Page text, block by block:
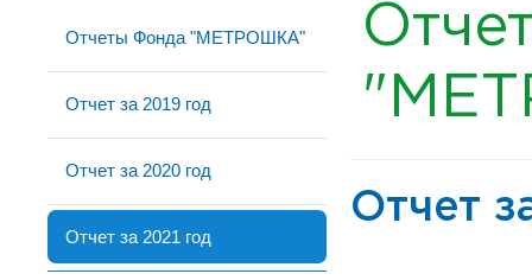
Отчеты Фонда "МЕТРОШКА"
Отчет за 2019 год
Отчет за 2020 год
Отчет за 2021 год
Отчет